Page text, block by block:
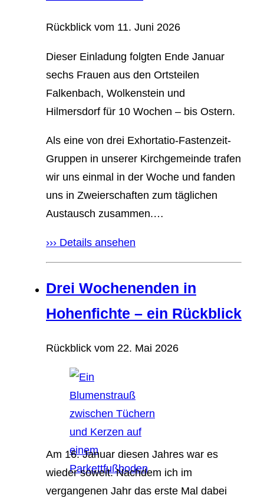
Rückblick vom 11. Juni 2026
Dieser Einladung folgten Ende Januar
sechs Frauen aus den Ortsteilen
Falkenbach, Wolkenstein und
Hilmersdorf für 10 Wochen – bis Ostern.
Als eine von drei Exhortatio-Fastenzeit-
Gruppen in unserer Kirchgemeinde trafen
wir uns einmal in der Woche und fanden
uns in Zweierschaften zum täglichen
Austausch zusammen.…
››› Details ansehen
Drei Wochenenden in
Hohenfichte – ein Rückblick
Rückblick vom 22. Mai 2026
Am 16. Januar diesen Jahres war es
wieder soweit. Nachdem ich im
vergangenen Jahr das erste Mal dabei